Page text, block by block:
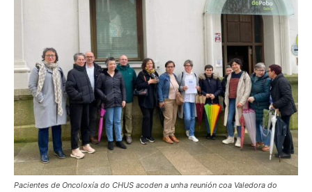
Pacientes de Oncoloxía do CHUS acoden a unha reunión coa Valedora do